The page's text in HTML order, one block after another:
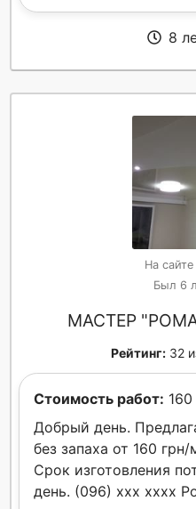
8
На
Был 6
МАСТЕР
Рейтинг: 32
Стоимость работ: 160
Добрый день.
без запаха от 160
Срок изготовления
день. (096) xxx xxxx